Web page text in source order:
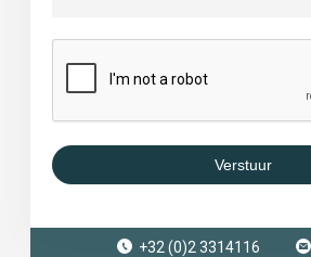
Verstuur
+32 (0)2 3314116